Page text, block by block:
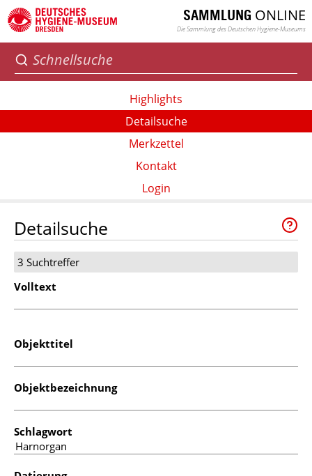
SAMMLUNG ONLINE
Die Sammlung des Deutschen Hygiene-Museums
Highlights
Detailsuche
Merkzettel
Kontakt
Login
Detailsuche
3 Suchtreffer
Volltext
Objekttitel
Objektbezeichnung
Schlagwort